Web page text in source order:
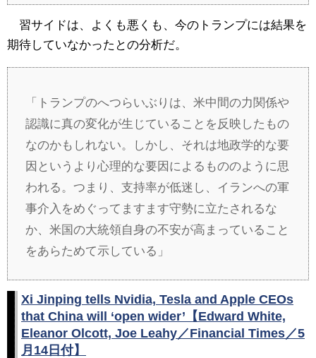
習サイドは、よくも悪くも、今のトランプには結果を
期待していなかったとの分析だ。
「トランプのへつらいぶりは、米中間の力関係や
認識に真の変化が生じていることを反映したもの
なのかもしれない。しかし、それは地政学的な要
因というより心理的な要因によるもののように思
われる。つまり、支持率が低迷し、イランへの軍
事介入をめぐってますます守勢に立たされるな
か、米国の大統領自身の不安が高まっていること
をあらためて示している」
Xi Jinping tells Nvidia, Tesla and Apple CEOs
that China will ‘open wider’【Edward White,
Eleanor Olcott, Joe Leahy／Financial Times／5
月14日付】